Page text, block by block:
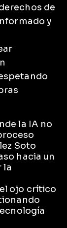
de
y
la IA no
Soto
hacia un
la
ojo crítico